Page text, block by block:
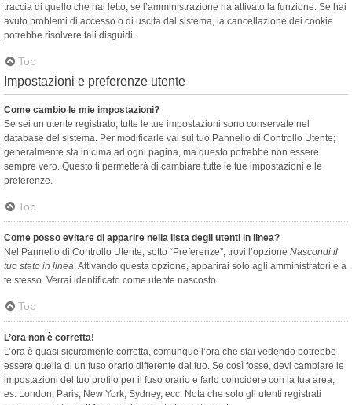
traccia di quello che hai letto, se l’amministrazione ha attivato la funzione. Se hai
avuto problemi di accesso o di uscita dal sistema, la cancellazione dei cookie
potrebbe risolvere tali disguidi.
Top
Impostazioni e preferenze utente
Come cambio le mie impostazioni?
Se sei un utente registrato, tutte le tue impostazioni sono conservate nel
database del sistema. Per modificarle vai sul tuo Pannello di Controllo Utente;
generalmente sta in cima ad ogni pagina, ma questo potrebbe non essere
sempre vero. Questo ti permetterà di cambiare tutte le tue impostazioni e le
preferenze.
Top
Come posso evitare di apparire nella lista degli utenti in linea?
Nel Pannello di Controllo Utente, sotto “Preferenze”, trovi l’opzione Nascondi il
tuo stato in linea. Attivando questa opzione, apparirai solo agli amministratori e a
te stesso. Verrai identificato come utente nascosto.
Top
L’ora non è corretta!
L’ora è quasi sicuramente corretta, comunque l’ora che stai vedendo potrebbe
essere quella di un fuso orario differente dal tuo. Se così fosse, devi cambiare le
impostazioni del tuo profilo per il fuso orario e farlo coincidere con la tua area,
es. London, Paris, New York, Sydney, ecc. Nota che solo gli utenti registrati